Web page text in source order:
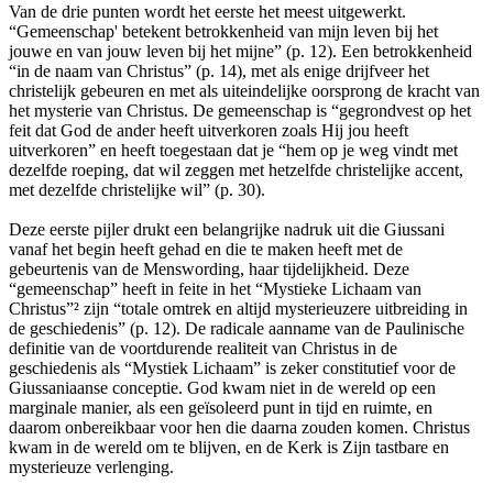
Van de drie punten wordt het eerste het meest uitgewerkt.
“Gemeenschap' betekent betrokkenheid van mijn leven bij het
jouwe en van jouw leven bij het mijne” (p. 12). Een betrokkenheid
“in de naam van Christus” (p. 14), met als enige drijfveer het
christelijk gebeuren en met als uiteindelijke oorsprong de kracht van
het mysterie van Christus. De gemeenschap is “gegrondvest op het
feit dat God de ander heeft uitverkoren zoals Hij jou heeft
uitverkoren” en heeft toegestaan dat je “hem op je weg vindt met
dezelfde roeping, dat wil zeggen met hetzelfde christelijke accent,
met dezelfde christelijke wil” (p. 30).
Deze eerste pijler drukt een belangrijke nadruk uit die Giussani
vanaf het begin heeft gehad en die te maken heeft met de
gebeurtenis van de Menswording, haar tijdelijkheid. Deze
“gemeenschap” heeft in feite in het “Mystieke Lichaam van
Christus”² zijn “totale omtrek en altijd mysterieuzere uitbreiding in
de geschiedenis” (p. 12). De radicale aanname van de Paulinische
definitie van de voortdurende realiteit van Christus in de
geschiedenis als “Mystiek Lichaam” is zeker constitutief voor de
Giussaniaanse conceptie. God kwam niet in de wereld op een
marginale manier, als een geïsoleerd punt in tijd en ruimte, en
daarom onbereikbaar voor hen die daarna zouden komen. Christus
kwam in de wereld om te blijven, en de Kerk is Zijn tastbare en
mysterieuze verlenging.